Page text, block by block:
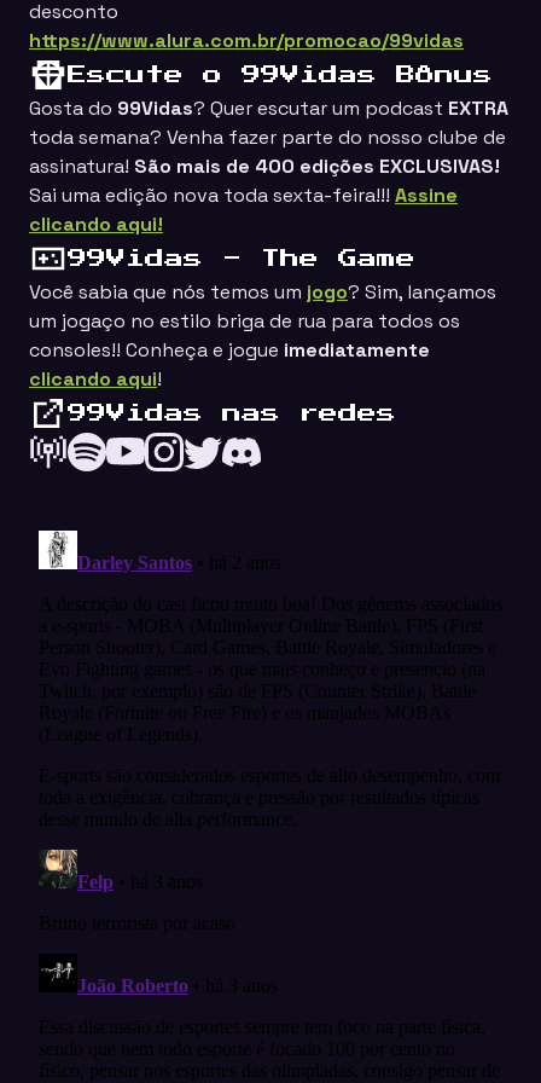
desconto
https://www.alura.com.br/promocao/99vidas
Escute o 99Vidas Bônus
Gosta do 99Vidas? Quer escutar um podcast EXTRA
toda semana? Venha fazer parte do nosso clube de
assinatura! São mais de 400 edições EXCLUSIVAS!
Sai uma edição nova toda sexta-feira!!! Assine
clicando aqui!
99Vidas - The Game
Você sabia que nós temos um jogo? Sim, lançamos
um jogaço no estilo briga de rua para todos os
consoles!! Conheça e jogue imediatamente
clicando aqui!
99Vidas nas redes